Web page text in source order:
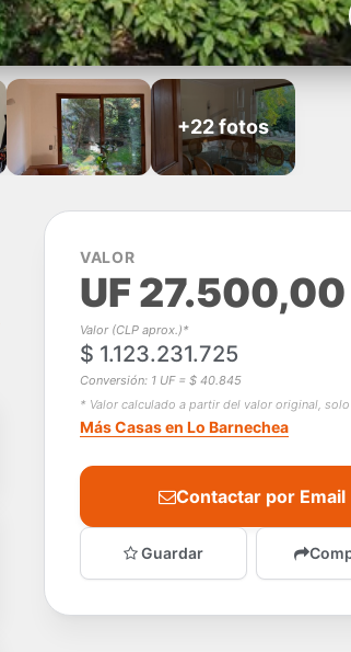
+22 fotos
VALOR
UF 27.500,00
Valor (CLP aprox.)*
$ 1.123.231.725
Conversión: 1 UF = $ 40.845
* Valor calculado a partir del valor original, solo
Más Casas en Lo Barnechea
Contactar por Email
Guardar